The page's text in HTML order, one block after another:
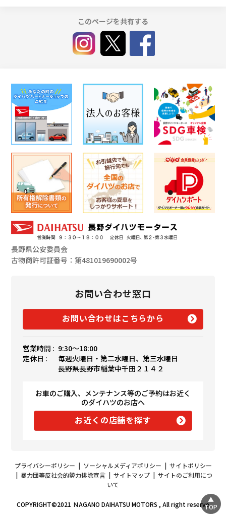
このページを共有する
長野県公安委員会
古物商許可証番号：第481019690002号
お問い合わせ窓口
お問い合わせはこちらから
営業時間 : 9:30〜18:00
定休日 :
毎週火曜日・第二水曜日、第三水曜日
長野県長野市稲葉中千田２１４２
お車のご購入、メンテナンス等のご予約はお近く
のダイハツのお店へ
お近くの店舗を探す
プライバシーポリシー | ソーシャルメディアポリシー | サイトポリシー
| 暴力団等反社会的勢力排除宣言| サイトマップ| サイトのご利用につ
いて
COPYRIGHT©2021 ＮAGANO DAIHATSU MOTORS , All right reserveTOP